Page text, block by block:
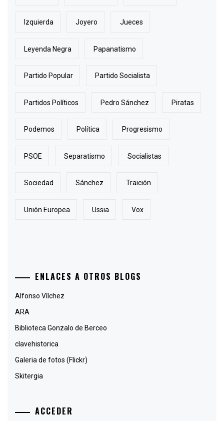
Izquierda Joyero Jueces
Leyenda Negra Papanatismo
Partido Popular Partido Socialista
Partidos Políticos Pedro Sánchez Piratas
Podemos Política Progresismo
PSOE Separatismo Socialistas
Sociedad Sánchez Traición
Unión Europea Ussia Vox
ENLACES A OTROS BLOGS
Alfonso Vílchez
ARA
Biblioteca Gonzalo de Berceo
clavehistorica
Galeria de fotos (Flickr)
Skitergia
ACCEDER